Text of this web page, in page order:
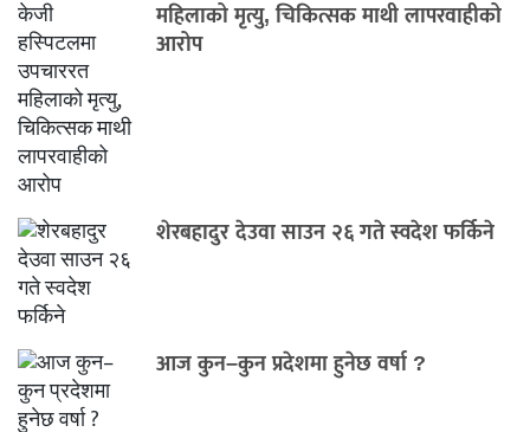
महिलाको मृत्यु, चिकित्सक माथी लापरवाहीको
आरोप
शेरबहादुर देउवा साउन २६ गते स्वदेश फर्किने
आज कुन–कुन प्रदेशमा हुनेछ वर्षा ?